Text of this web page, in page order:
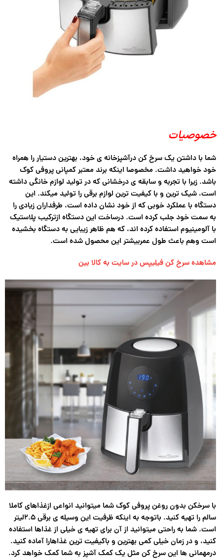
خصوصیات
شما با داشتن یک سرخ کن درآشپزخانه ی خود، بهترین دستیار را همراه
خود خواهید داشت. مخصوصا اینکه برند معتبر کمپانی پروفی کوک
باشد. زیرا با تجربه و سابقه ی درخشانی که در تولید لوازم خانگی داشته
است، شیک ترین و با کیفیت ترین لوازم برقی را تولید میکند. این
دستگاه با عملکرد خوبی که از خود نشان داده است، طرفداران زیادی را
به سمت خود جلب کرده است. درساخت این دستگاه ازترکیب پلاستیک
با آلومینیوم استفاده کرده اند، که هم ظاهر زیبایی به دستگاه بخشیده
است وهم باعث طول عمربیشتر این محصول شده است.
مشاهده سرخ کن فیلیپس در سایت به کالا بین
با سرخکن بدون روغن پروفی کوک شما میتوانید انواعی ازغذاهای کاملا
سالم را تهیه کنید. باتوجه به اینکه ظرفیت این وسیله ی برقی ۲.۵لیتر
است. شما به راحتی میتوانید از آن برای تهیه ی خیلی از غذاها استفاده
کنید، و در زمان خیلی کمی بهترین و باکیفیت ترین غذاهارا آماده کنید.
درمهمانی ها این سرخ کن مثل یک کمک آشپز به شما کمک خواهد کرد.